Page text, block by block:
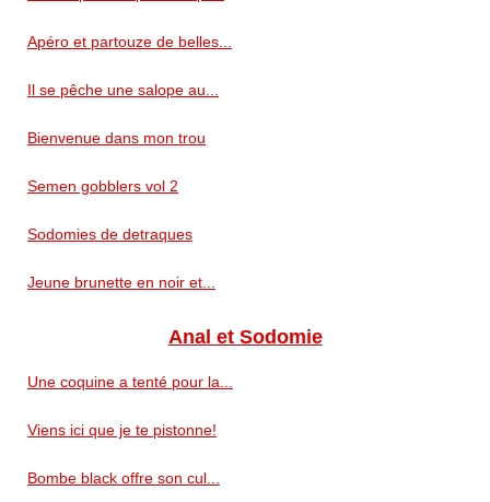
Apéro et partouze de belles...
Il se pêche une salope au...
Bienvenue dans mon trou
Semen gobblers vol 2
Sodomies de detraques
Jeune brunette en noir et...
Anal et Sodomie
Une coquine a tenté pour la...
Viens ici que je te pistonne!
Bombe black offre son cul...